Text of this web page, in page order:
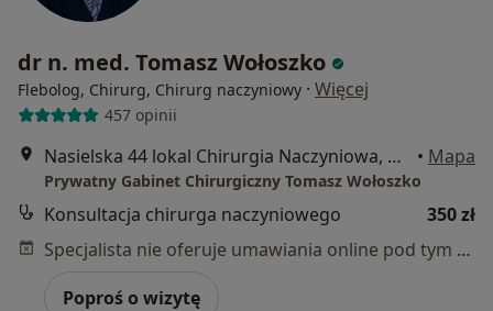
dr n. med. Tomasz Wołoszko
Flebolog, Chirurg, Chirurg naczyniowy · Więcej
457 opinii
Nasielska 44 lokal Chirurgia Naczyniowa, Warszawa • Mapa
Prywatny Gabinet Chirurgiczny Tomasz Wołoszko
Konsultacja chirurga naczyniowego
350 zł
Specjalista nie oferuje umawiania online pod tym adresem.
Poproś o wizytę